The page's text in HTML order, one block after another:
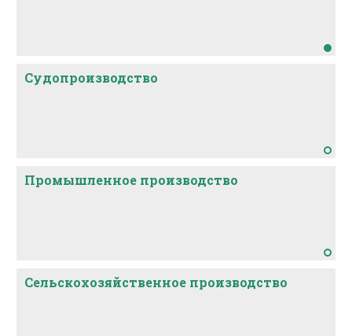
Судопроизводство
Промышленное производство
Сельскохозяйственное производство